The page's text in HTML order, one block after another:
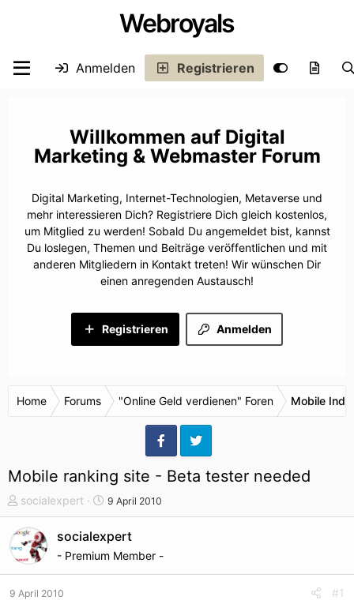
Webroyals
Anmelden Registrieren
Digital
Marketing & Webmaster Forum
Digital Marketing, Internet-Technologien, Metaverse und
mehr interessieren Dich? Registriere Dich gleich kostenlos,
um Mitglied zu werden! Sobald Du angemeldet bist, kannst
Du loslegen, Themen und Beiträge veröffentlichen und mit
anderen Mitgliedern in Kontakt treten! Wir wünschen Dir
einen anregenden Austausch!
Anmelden
Registrieren
Home Forums "Online Geld verdienen" Foren Mobile
Mobile ranking site - Beta tester needed
T
h
e
m
e
s
socialexpert
S
t
a
9 April 2010
socialexpert
- Premium Member -
9 April 2010 #1